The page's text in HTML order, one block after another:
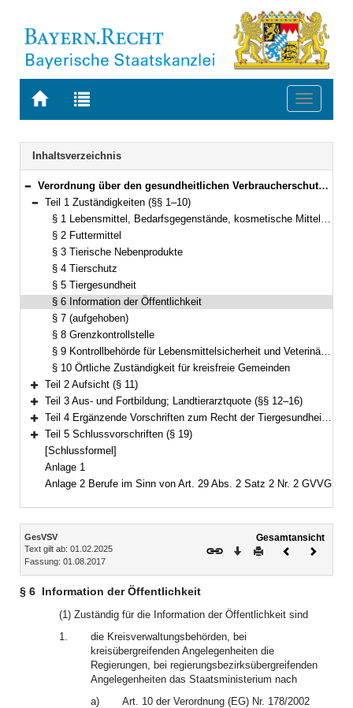
Zur
BAYERN.RECHT
Zur
letzten
Suche
Toggle
Navigation
Inhaltsverzeichnis
Bereich reduzieren
Verordnung über den gesundheitlichen Verbraucherschutz (Gesundheitlicher Verbraucherschutz-Verordnung – GesVSV) Vom 1. August 2017 (GVBl. S. 402) BayRS 2120-11-U (§§ 1–19)
Bereich reduzieren
Teil 1 Zuständigkeiten (§§ 1–10)
§ 1 Lebensmittel, Bedarfsgegenstände, kosmetische Mittel, Tabakerzeugnisse und amtliche Laboratorien
§ 2 Futtermittel
§ 3 Tierische Nebenprodukte
§ 4 Tierschutz
§ 5 Tiergesundheit
§ 6 Information der Öffentlichkeit
§ 7 (aufgehoben)
§ 8 Grenzkontrollstelle
§ 9 Kontrollbehörde für Lebensmittelsicherheit und Veterinärwesen
§ 10 Örtliche Zuständigkeit für kreisfreie Gemeinden
Bereich erweitern
Teil 2 Aufsicht (§ 11)
Bereich erweitern
Teil 3 Aus- und Fortbildung; Landtierarztquote (§§ 12–16)
Bereich erweitern
Teil 4 Ergänzende Vorschriften zum Recht der Tiergesundheit (§§ 17–18)
Bereich erweitern
Teil 5 Schlussvorschriften (§ 19)
[Schlussformel]
Anlage 1
Anlage 2 Berufe im Sinn von Art. 29 Abs. 2 Satz 2 Nr. 2 GVVG
Inhalt
GesVSV
Text gilt ab: 01.02.2025
Fassung: 01.08.2017
Gesamtansicht
Download
DruckenVorheriges
§ 6 Information der Öffentlichkeit
(1) Zuständig für die Information der Öffentlichkeit sind
1.
die Kreisverwaltungsbehörden, bei
kreisübergreifenden Angelegenheiten die
Regierungen, bei regierungsbezirksübergreifenden
Angelegenheiten das Staatsministerium nach
a)
Art. 10 der Verordnung (EG) Nr. 178/2002